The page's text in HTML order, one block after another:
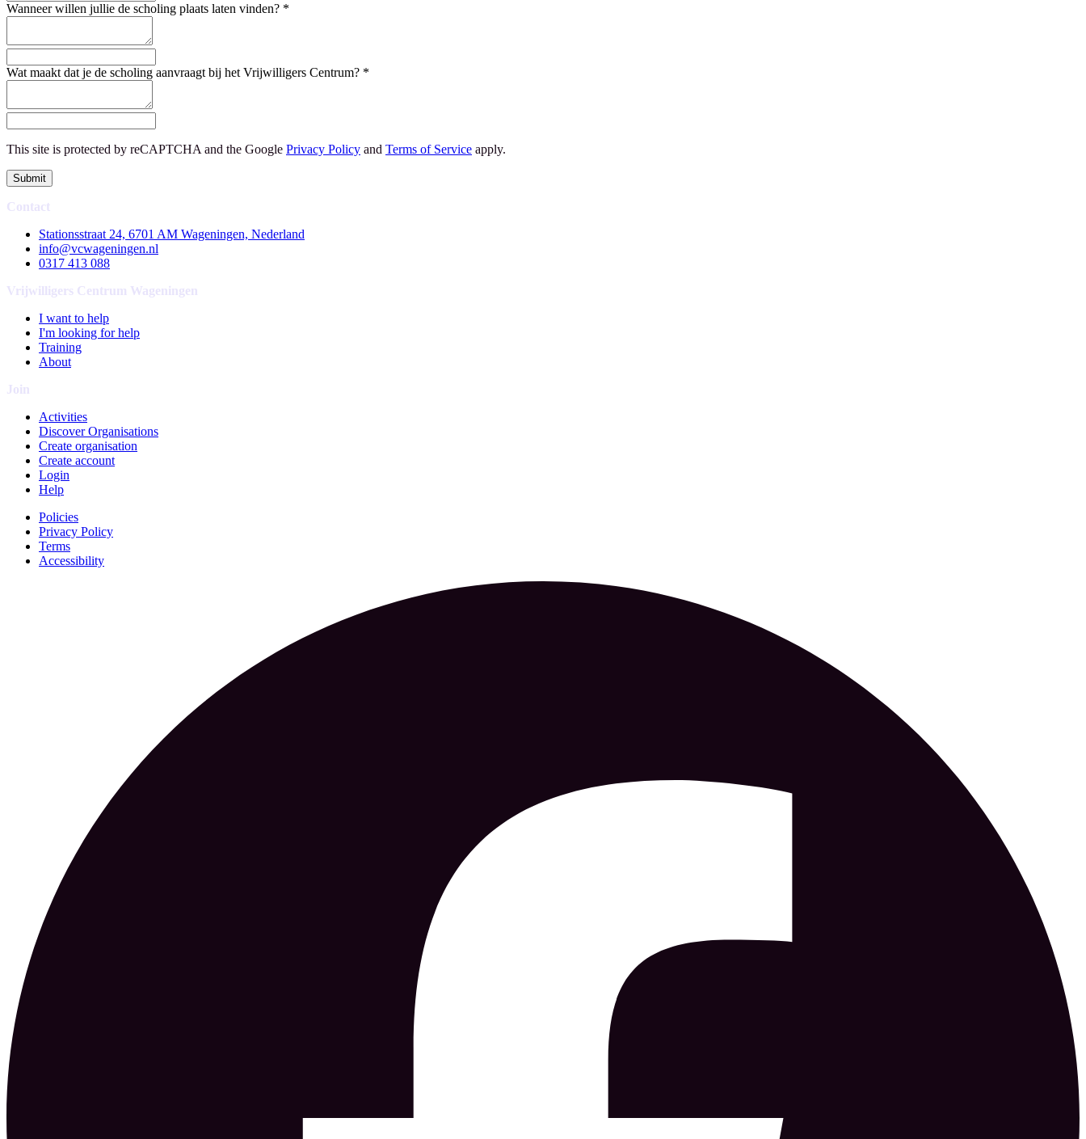
Wanneer willen jullie de scholing plaats laten vinden? *
Wat maakt dat je de scholing aanvraagt bij het Vrijwilligers Centrum? *
This site is protected by reCAPTCHA and the Google Privacy Policy and Terms of Service apply.
Submit
Contact
Stationsstraat 24, 6701 AM Wageningen, Nederland
info@vcwageningen.nl
0317 413 088
Vrijwilligers Centrum Wageningen
I want to help
I'm looking for help
Training
About
Join
Activities
Discover Organisations
Create organisation
Create account
Login
Help
Policies
Privacy Policy
Terms
Accessibility